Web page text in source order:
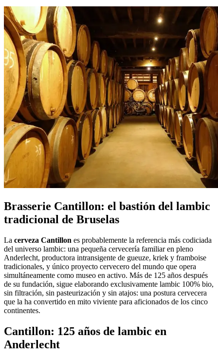
Brasserie Cantillon: el bastión del lambic
tradicional de Bruselas
La cerveza Cantillon es probablemente la referencia más codiciada
del universo lambic: una pequeña cervecería familiar en pleno
Anderlecht, productora intransigente de gueuze, kriek y framboise
tradicionales, y único proyecto cervecero del mundo que opera
simultáneamente como museo en activo. Más de 125 años después
de su fundación, sigue elaborando exclusivamente lambic 100% bio,
sin filtración, sin pasteurización y sin atajos: una postura cervecera
que la ha convertido en mito viviente para aficionados de los cinco
continentes.
Cantillon: 125 años de lambic en
Anderlecht